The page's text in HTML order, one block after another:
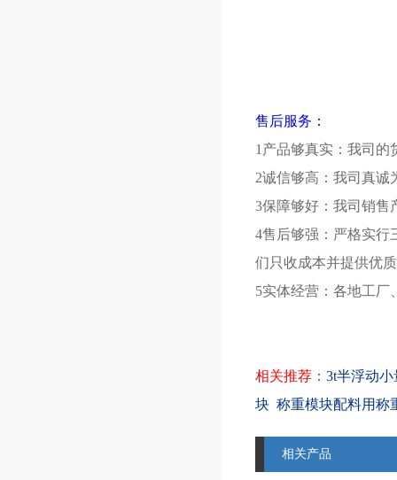
售后服务：
1产品够真实：我司的
2诚信够高：我司真诚
3保障够好：我司销售
4售后够强：严格实行
们只收成本并提供优
5实体经营：各地工厂
相关推荐 ： 3t半浮动
块 称重模块配料用称
相关产品